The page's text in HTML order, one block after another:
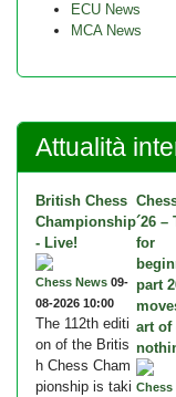
ECU News
MCA News
Attualità
British Chess
Championship
- Live!
Chess News 09-
08-2026 10:00
The 112th editi
on of the Britis
h Chess Cham
pionship is taki
´26 –
for
part
art of
Chess